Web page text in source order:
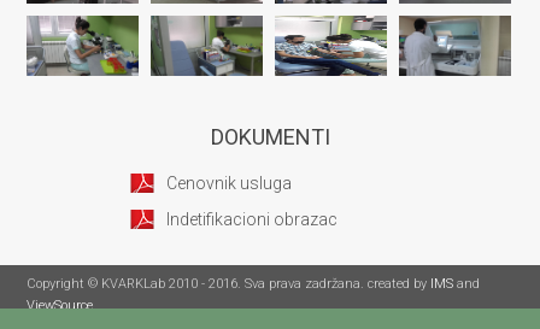
DOKUMENTI
Cenovnik usluga
Indetifikacioni obrazac
Copyright © KVARKLab 2010 - 2016. Sva prava zadržana. created by IMS and
ViewSource